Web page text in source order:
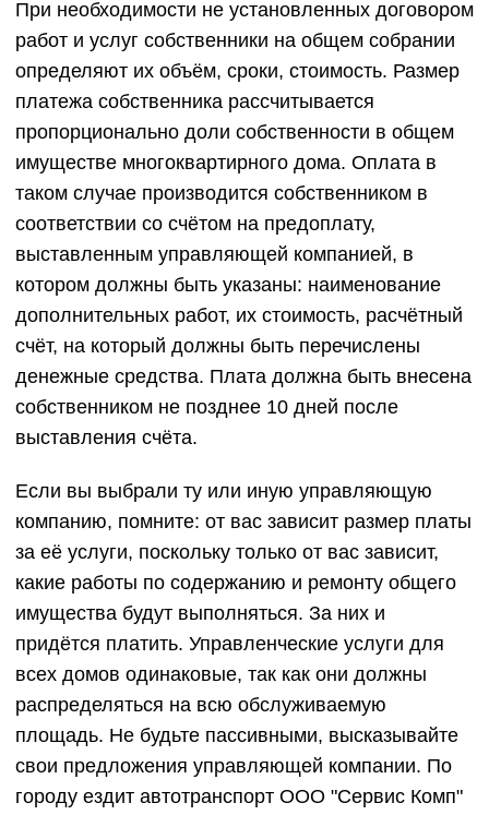
При необходимости не установленных договором
работ и услуг собственники на общем собрании
определяют их объём, сроки, стоимость. Размер
платежа собственника рассчитывается
пропорционально доли собственности в общем
имуществе многоквартирного дома. Оплата в
таком случае производится собственником в
соответствии со счётом на предоплату,
выставленным управляющей компанией, в
котором должны быть указаны: наименование
дополнительных работ, их стоимость, расчётный
счёт, на который должны быть перечислены
денежные средства. Плата должна быть внесена
собственником не позднее 10 дней после
выставления счёта.
Если вы выбрали ту или иную управляющую
компанию, помните: от вас зависит размер платы
за её услуги, поскольку только от вас зависит,
какие работы по содержанию и ремонту общего
имущества будут выполняться. За них и
придётся платить. Управленческие услуги для
всех домов одинаковые, так как они должны
распределяться на всю обслуживаемую
площадь. Не будьте пассивными, высказывайте
свои предложения управляющей компании. По
городу ездит автотранспорт ООО "Сервис Комп"